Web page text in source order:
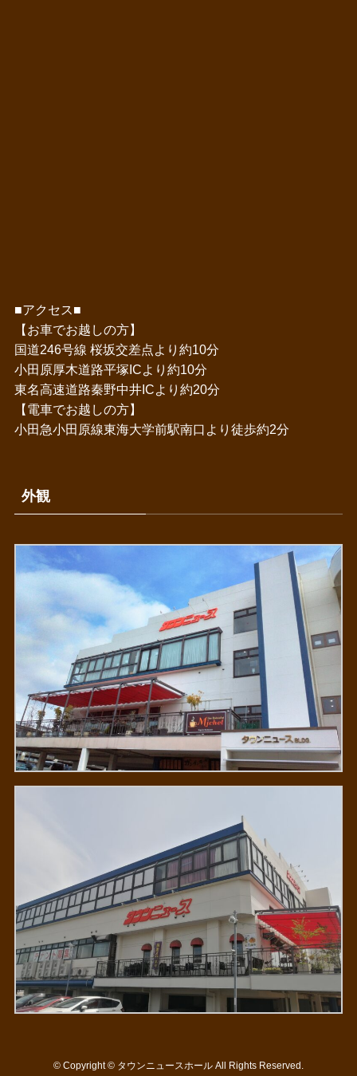
■アクセス■
【お車でお越しの方】
国道246号線 桜坂交差点より約10分
小田原厚木道路平塚ICより約10分
東名高速道路秦野中井ICより約20分
【電車でお越しの方】
小田急小田原線東海大学前駅南口より徒歩約2分
外観
© Copyright © タウンニュースホール All Rights Reserved.